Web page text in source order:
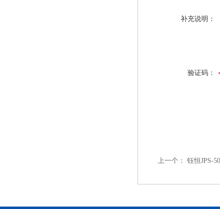
补充说明：
验证码：
上一个： 钰恒JPS-